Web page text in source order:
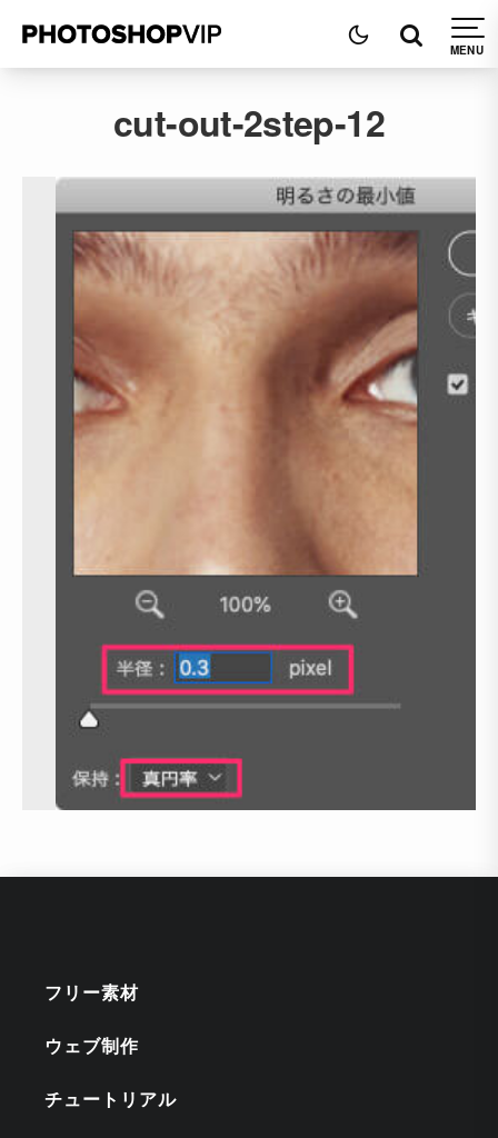
cut-out-2step-12
フリー素材
ウェブ制作
チュートリアル